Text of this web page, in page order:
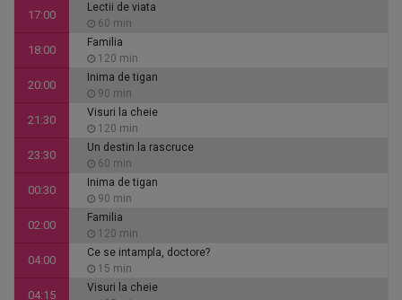
17:00
Lectii de viata
60 min
18:00
Familia
120 min
20:00
Inima de tigan
90 min
21:30
Visuri la cheie
120 min
23:30
Un destin la rascruce
60 min
00:30
Inima de tigan
90 min
02:00
Familia
120 min
04:00
Ce se intampla, doctore?
15 min
04:15
Visuri la cheie